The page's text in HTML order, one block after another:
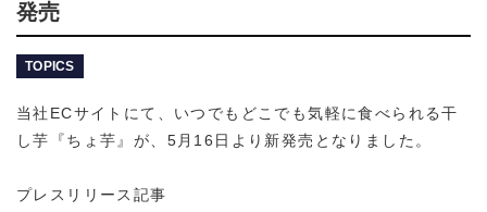
発売
TOPICS
当社ECサイトにて、いつでもどこでも気軽に食べられる干
し芋『ちょ芋』が、5月16日より新発売となりました。
プレスリリース記事